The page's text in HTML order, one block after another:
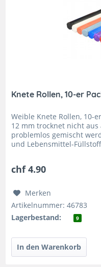
Knete Rollen, 10-er
Weible Knete Rollen, 10-
12 mm trocknet nicht aus
problemlos gemischt
und Lebensmittel-
chf 4.90
Merken
Artikelnummer: 46783
Lagerbestand:
9